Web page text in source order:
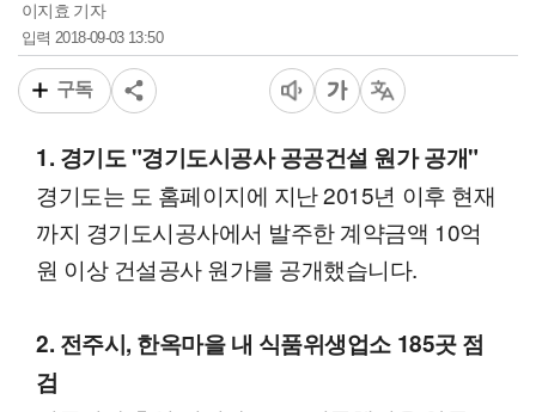
이지효 기자
입력 2018-09-03 13:50
구독
1. 경기도 "경기도시공사 공공건설 원가 공개"
경기도는 도 홈페이지에 지난 2015년 이후 현재
까지 경기도시공사에서 발주한 계약금액 10억
원 이상 건설공사 원가를 공개했습니다.
2. 전주시, 한옥마을 내 식품위생업소 185곳 점
검